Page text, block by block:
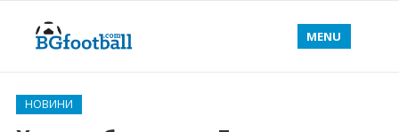
MENU
НОВИНИ